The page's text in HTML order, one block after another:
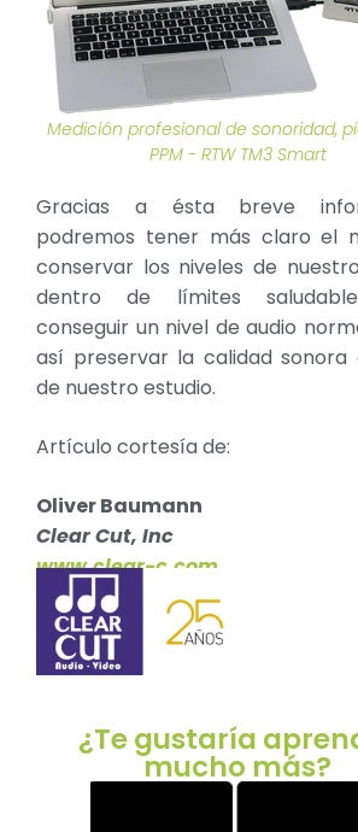
Medición profesional de sonoridad,
PPM - RTW TM3 Smart
Gracias a ésta breve
podremos tener más claro el
conservar los niveles de
dentro de límites
conseguir un nivel de audio
así preservar la calidad sonora
de nuestro estudio.
Artículo cortesía de:
Oliver Baumann
Clear Cut, Inc
www.clear-c.com
¿Te gustaría
mucho más?